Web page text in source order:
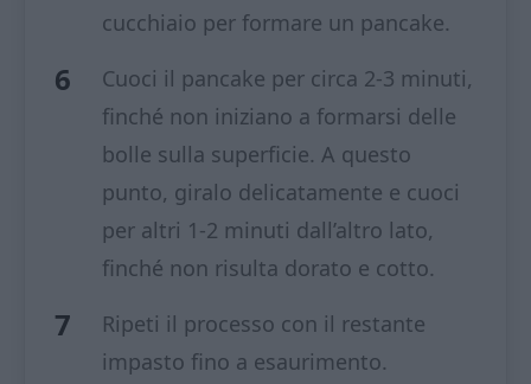
cucchiaio per formare un pancake.
Cuoci il pancake per circa 2-3 minuti,
finché non iniziano a formarsi delle
bolle sulla superficie. A questo
punto, giralo delicatamente e cuoci
per altri 1-2 minuti dall’altro lato,
finché non risulta dorato e cotto.
Ripeti il processo con il restante
impasto fino a esaurimento.